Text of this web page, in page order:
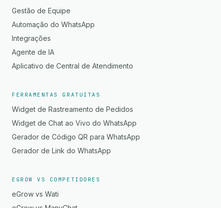
Gestão de Equipe
Automação do WhatsApp
Integrações
Agente de IA
Aplicativo de Central de Atendimento
FERRAMENTAS GRATUITAS
Widget de Rastreamento de Pedidos
Widget de Chat ao Vivo do WhatsApp
Gerador de Código QR para WhatsApp
Gerador de Link do WhatsApp
EGROW VS COMPETIDORES
eGrow vs Wati